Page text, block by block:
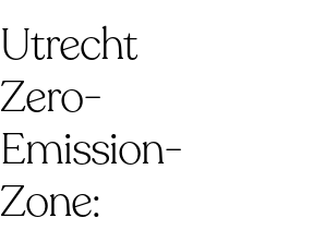
Utrecht
Zero-
Emission-
Zone: